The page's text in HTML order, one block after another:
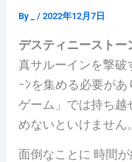
By _/2022年12月7日
デスティニーストー
真サルーインを撃破
ｰﾝを集める必要が
ゲーム」では持ち
めないといけません。
面倒なことに 時間